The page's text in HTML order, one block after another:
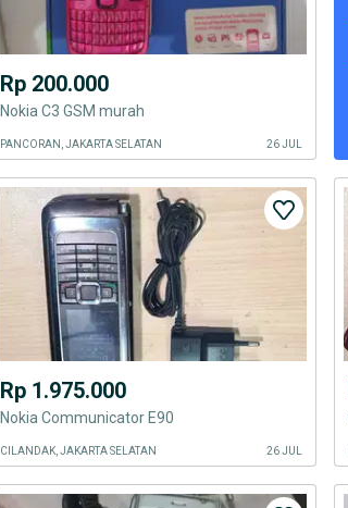
Rp 200.000
Nokia C3 GSM murah
PANCORAN, JAKARTA SELATAN 26 JUL
Rp 1.975.000
Nokia Communicator E90
CILANDAK, JAKARTA SELATAN 26 JUL